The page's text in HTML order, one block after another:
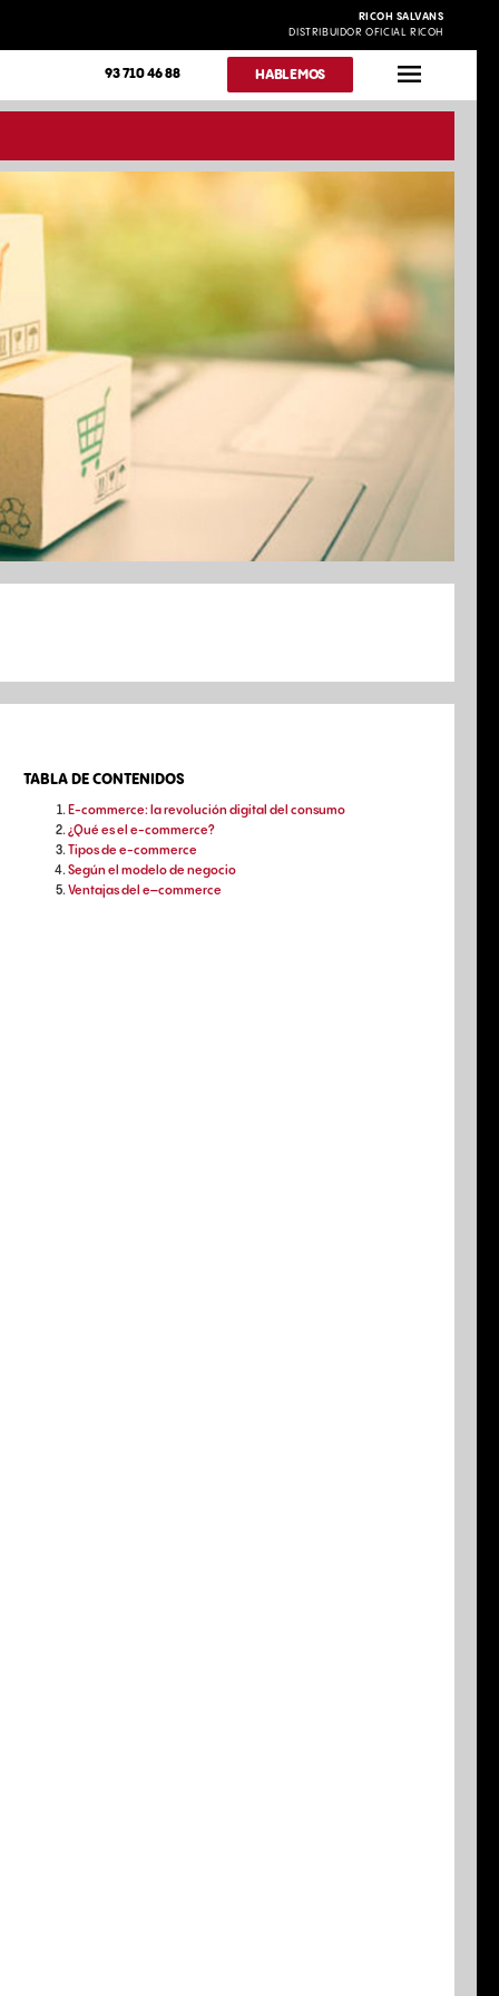
RICOH SALVANS
DISTRIBUIDOR OFICIAL RICOH
93 710 46 88 HABLEMOS
TABLA DE CONTENIDOS
E-commerce: la revolución digital del consumo
¿Qué es el e-commerce?
Tipos de e-commerce
Según el modelo de negocio
Ventajas del e–commerce